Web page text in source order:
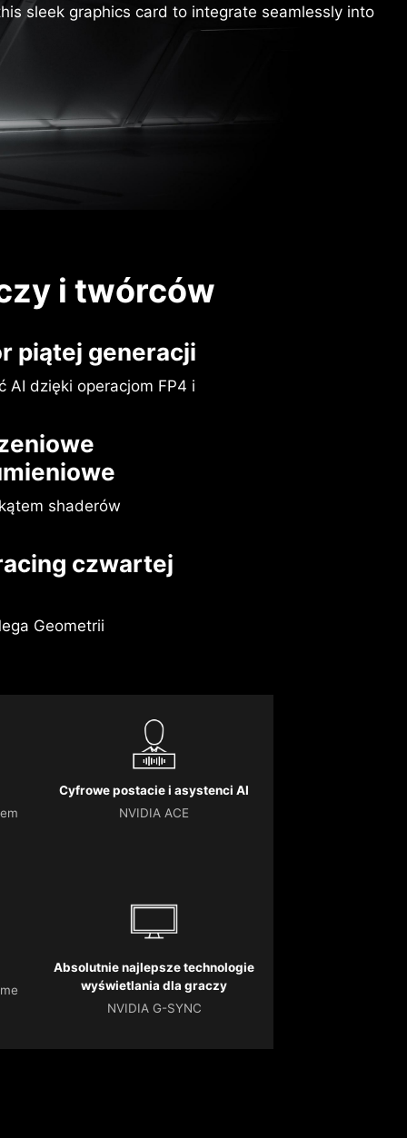
sleek graphics card to integrate seamlessly into
i twórców
piątej generacji
AI dzięki operacjom FP4 i
shaderów
czwartej
Geometrii
Cyfrowe postacie i asystenci AI
NVIDIA ACE
Absolutnie najlepsze technologie
wyświetlania dla graczy
NVIDIA G-SYNC